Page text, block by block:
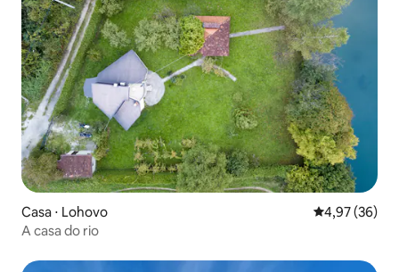
Casa ⋅ Lohovo 4,97 de uma
4,97 (36)
A casa do rio